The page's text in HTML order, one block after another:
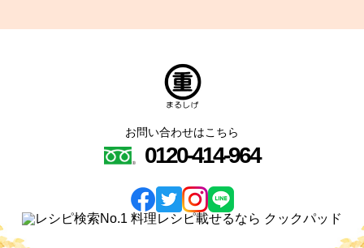
お問い合わせはこちら
0120-414-964